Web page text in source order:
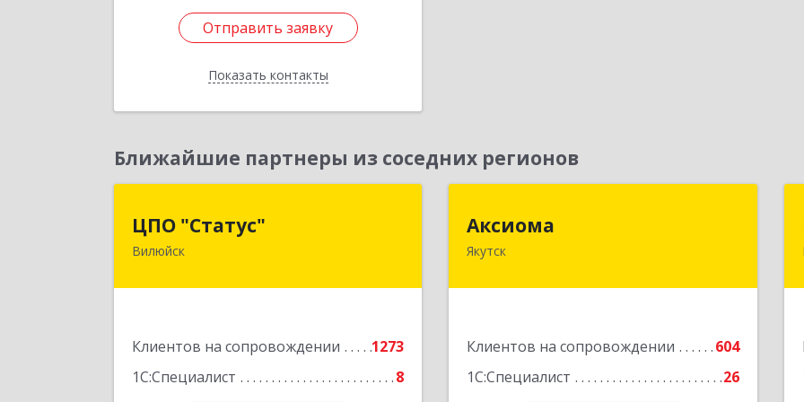
Отправить заявку
Показать контакты
Отправить заявку
Назад
Ближайшие партнеры из соседних регионов
ЦПО "Статус"
Вилюйск
Клиентов на сопровождении
1273
1С:Специалист
8
677000, Саха /Якутия/ Респ, Якутск г,
Аксиома
Якутск
Клиентов на сопровождении
604
1С:Специалист
26
677000, Саха /Якутия/ Респ, Якутск г,